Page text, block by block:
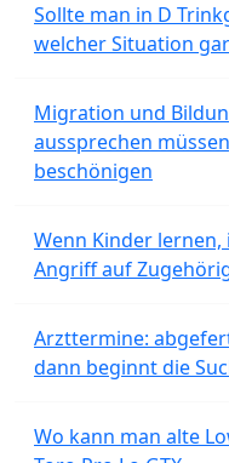
Sollte man in D
welcher Situation
Migration und
aussprechen
beschönigen
Wenn Kinder
Angriff auf
Arzttermine:
dann beginnt die
Wo kann man alte